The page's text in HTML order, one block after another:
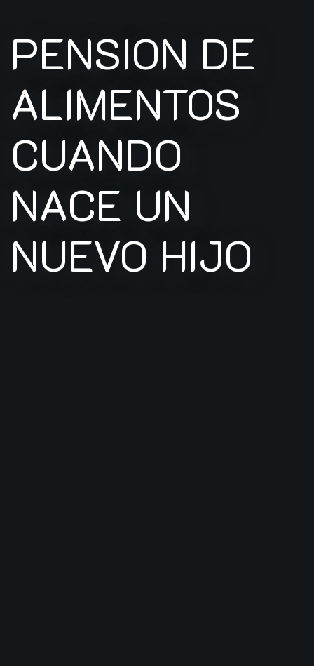
PENSION DE
ALIMENTOS
CUANDO
NACE UN
NUEVO HIJO